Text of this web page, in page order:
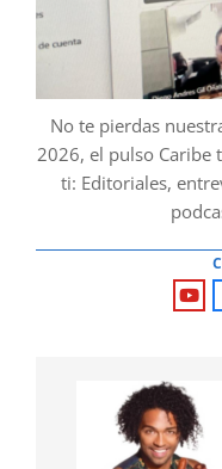
No te pierdas
2026, el pulso Caribe
ti: Editoriales,